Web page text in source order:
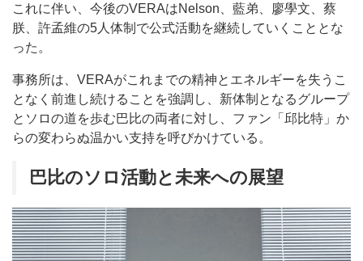
これに伴い、今後のVERAはNelson、藍弟、廖學文、蔡
朕、許孟維の5人体制で公式活動を継続していくこととな
った。
事務所は、VERAがこれまでの精神とエネルギーを失うこ
となく前進し続けることを強調し、新体制となるグループ
とソロの道を歩む巴比の両者に対し、ファン「邱比特」か
らの変わらぬ温かい支持を呼びかけている。
巴比のソロ活動と未来への展望